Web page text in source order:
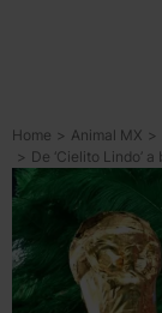
Home > Animal MX >
>